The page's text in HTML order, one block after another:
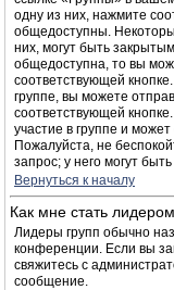
одну из них, нажмите
общедоступны.
них, могут быть
общедоступна, то вы
соответствующей
группе, вы можете
соответствующей
участие в группе и
Пожалуйста, не
запрос; у него могут
Вернуться к началу
Как мне стать
Лидеры групп обычно
конференции. Если вы
свяжитесь с
сообщение.